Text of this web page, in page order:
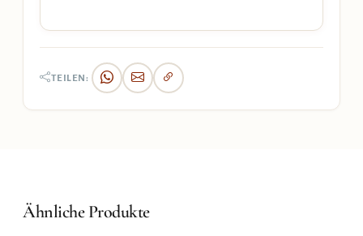
TEILEN:
Ähnliche Produkte